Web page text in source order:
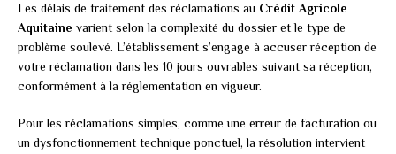
Les délais de traitement des réclamations au Crédit Agricole
Aquitaine varient selon la complexité du dossier et le type de
problème soulevé. L’établissement s’engage à accuser réception de
votre réclamation dans les 10 jours ouvrables suivant sa réception,
conformément à la réglementation en vigueur.
Pour les réclamations simples, comme une erreur de facturation ou
un dysfonctionnement technique ponctuel, la résolution intervient